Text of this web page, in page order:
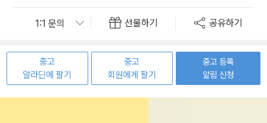
선물하기 공유하기
중고
알라딘에 팔기
중고
회원에게 팔기
중고 등록
알림 신청